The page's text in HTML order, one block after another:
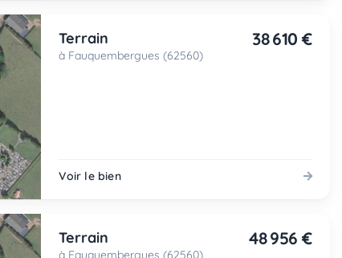
Terrain
à Fauquembergues (62560)
38 610 €
Voir le bien
Terrain
à Fauquembergues (62560)
48 956 €